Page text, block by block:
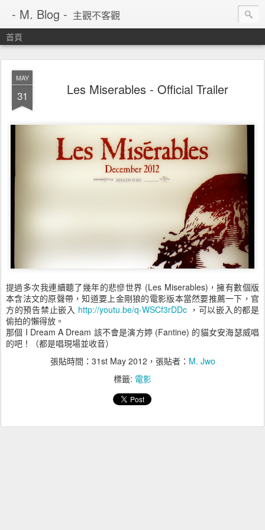
- M. Blog - 主觀不客觀
首頁
MAY
31 Les Miserables - Official Trailer
提過多次我連續聽了幾年的悲慘世界 (Les Miserables)，擁有數個版
本含法文的原聲帶，知道要上金剛狼的電影版本當然要推薦一下，官
方的預告禁止嵌入 http://youtu.be/q-WSCf3rDDc ，可以嵌入的都是
偷拍的懶得放。
那個 I Dream A Dream 該不會是演方婷 (Fantine) 的貓女安海瑟威唱
的吧！（都是唱現場並收音）
張貼時間： 31st May 2012 ，張貼者： M. Jwo
標籤: 電影